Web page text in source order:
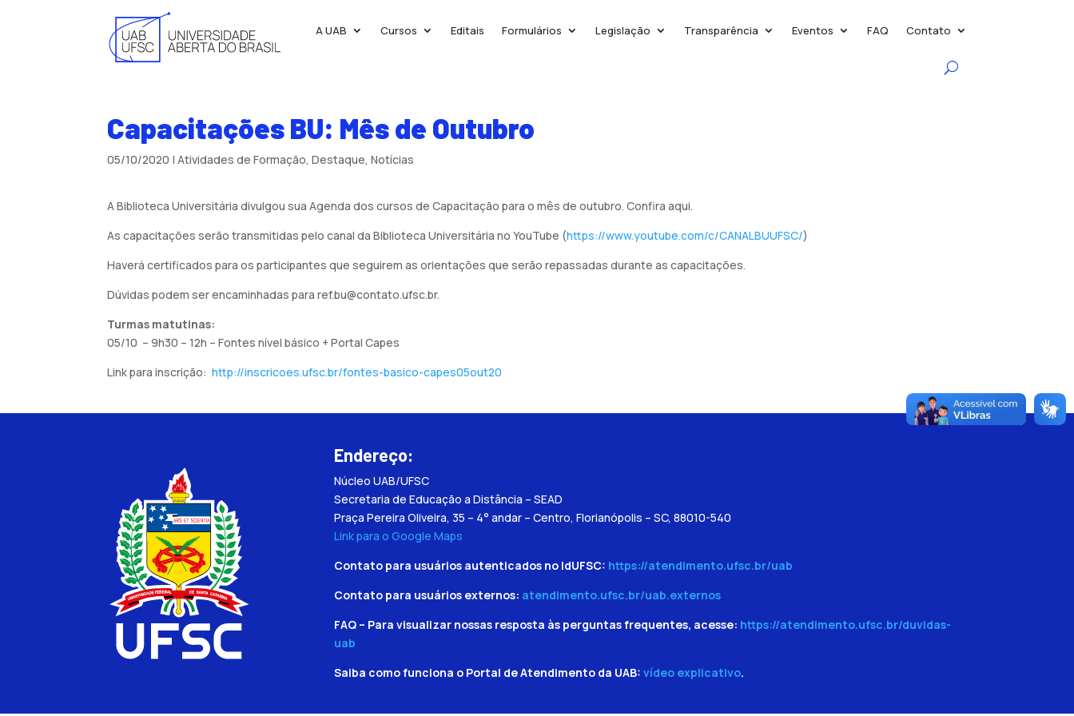
A UAB Cursos Editais Formulários Legislação Transparência Eventos FAQ Contato
Capacitações BU: Mês de Outubro
05/10/2020 |Atividades de Formação,Destaque,Notícias
A Biblioteca Universitária divulgou sua Agenda dos cursos de Capacitação para o mês de outubro. Confira aqui.
As capacitações serão transmitidas pelo canal da Biblioteca Universitária no YouTube (https://www.youtube.com/c/CANALBUUFSC/)
Haverá certificados para os participantes que seguirem as orientações que serão repassadas durante as capacitações.
Dúvidas podem ser encaminhadas para ref.bu@contato.ufsc.br.
Turmas matutinas:
05/10 – 9h30 – 12h – Fontes nível básico + Portal Capes
Link para inscrição:http://inscricoes.ufsc.br/fontes-basico-capes05out20
Endereço:
Núcleo UAB/UFSC
Secretaria de Educação a Distância – SEAD
Praça Pereira Oliveira, 35 – 4° andar – Centro, Florianópolis – SC, 88010-540
Link para o Google Maps
Contato para usuários autenticados no IdUFSC: https://atendimento.ufsc.br/uab
Contato para usuários externos: atendimento.ufsc.br/uab.externos
FAQ – Para visualizar nossas resposta às perguntas frequentes, acesse: https://atendimento.ufsc.br/duvidas-
uab
Saiba como funciona o Portal de Atendimento da UAB: vídeo explicativo.